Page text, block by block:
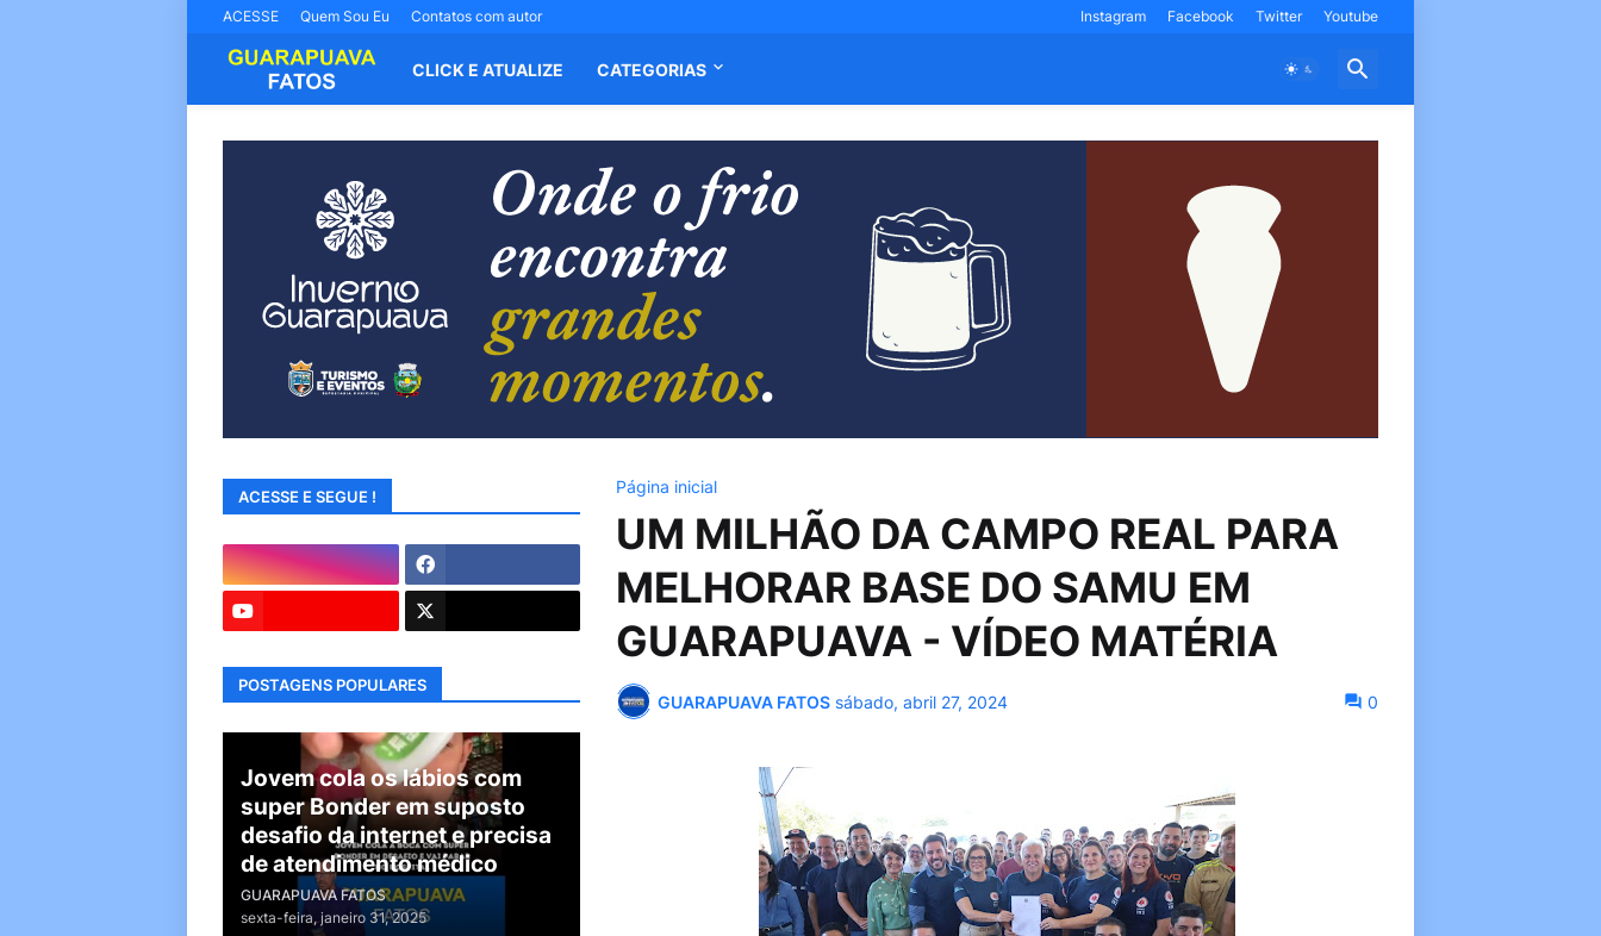
ACESSE Quem Sou Eu Contatos com autor Instagram Facebook Twitter Youtube
CLICK E ATUALIZE CATEGORIAS
Página inicial
UM MILHÃO DA CAMPO REAL PARA
MELHORAR BASE DO SAMU EM
GUARAPUAVA - VÍDEO MATÉRIA
GUARAPUAVA FATOS sábado, abril 27, 2024 0
ACESSE E SEGUE !
POSTAGENS POPULARES
Jovem cola os lábios com
super Bonder em suposto
desafio da internet e precisa
de atendimento médico
GUARAPUAVA FATOS
sexta-feira, janeiro 31, 2025